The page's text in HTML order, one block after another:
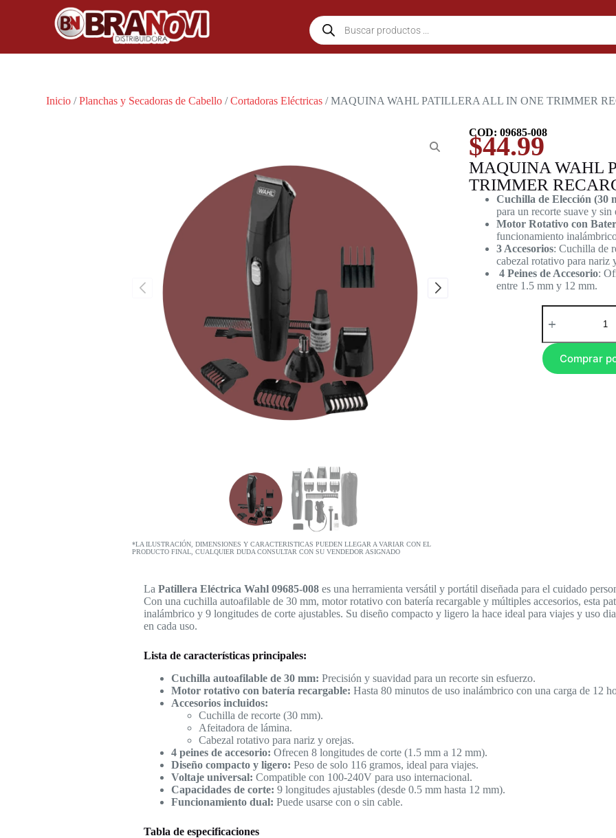
Inicio /Planchas y Secadoras de Cabello /Cortadoras Eléctricas / MAQUINA WAHL PATILLERA ALL IN ONE TRIMMER
*LA ILUSTRACIÓN, DIMENSIONES Y CARACTERISTICAS PUEDEN LLEGAR A VARIAR CON EL
PRODUCTO FINAL, CUALQUIER DUDA CONSULTAR CON SU VENDEDOR ASIGNADO
COD: 09685-008
$44.99
MAQUINA WAHL
TRIMMER
Cuchilla de Elección (30
para un recorte suave y sin
Motor Rotativo con
funcionamiento
3 Accesorios: Cuchilla de
cabezal rotativo para nariz
4 Peines de Accesorio:
entre 1.5 mm y 12 mm.
Comprar
La Patillera Eléctrica Wahl 09685-008es una herramienta versátil y portátil diseñada para el cuidado
Con una cuchilla autoafilable de 30 mm, motor rotativo con batería recargable y múltiples accesorios, esta
inalámbrico y 9 longitudes de corte ajustables. Su diseño compacto y ligero la hace ideal para viajes y uso
en cada uso.
Lista de características principales:
Cuchilla autoafilable de 30 mm: Precisión y suavidad para un recorte sin esfuerzo.
Motor rotativo con batería recargable: Hasta 80 minutos de uso inalámbrico con una carga de 12
Accesorios incluidos:
Cuchilla de recorte (30 mm).
Afeitadora de lámina.
Cabezal rotativo para nariz y orejas.
4 peines de accesorio: Ofrecen 8 longitudes de corte (1.5 mm a 12 mm).
Diseño compacto y ligero: Peso de solo 116 gramos, ideal para viajes.
Voltaje universal: Compatible con 100-240V para uso internacional.
Capacidades de corte: 9 longitudes ajustables (desde 0.5 mm hasta 12 mm).
Funcionamiento dual: Puede usarse con o sin cable.
Tabla de especificaciones